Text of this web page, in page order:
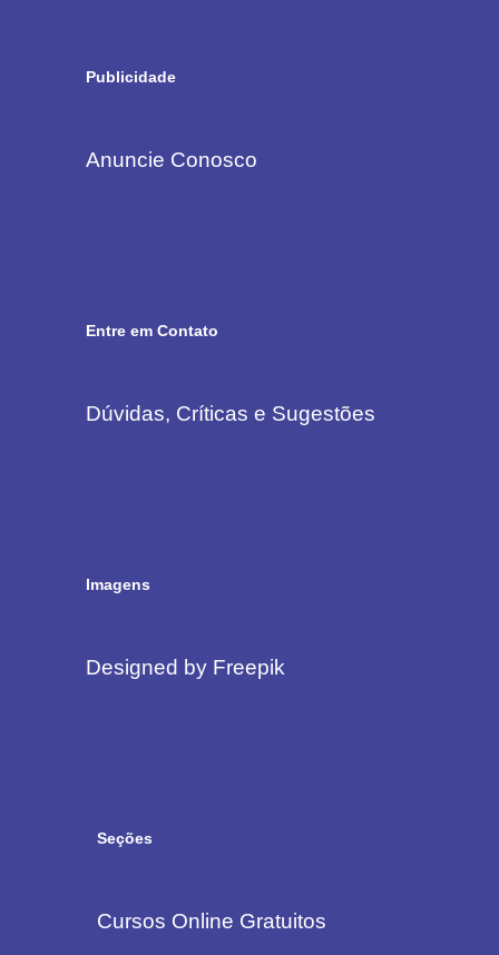
Publicidade
Anuncie Conosco
Entre em Contato
Dúvidas, Críticas e Sugestões
Imagens
Designed by Freepik
Seções
Cursos Online Gratuitos